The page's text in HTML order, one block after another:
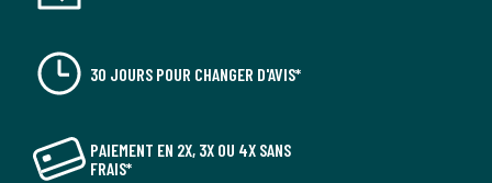
30 JOURS POUR CHANGER D'AVIS*
PAIEMENT EN 2X, 3X OU 4X SANS
FRAIS*